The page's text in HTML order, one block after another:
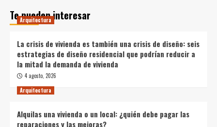
Te pueden interesar
Arquitectura
La crisis de vivienda es también una crisis de diseño: seis
estrategias de diseño residencial que podrían reducir a
la mitad la demanda de vivienda
4 agosto, 2026
Arquitectura
Alquilas una vivienda o un local: ¿quién debe pagar las
reparaciones y las mejoras?